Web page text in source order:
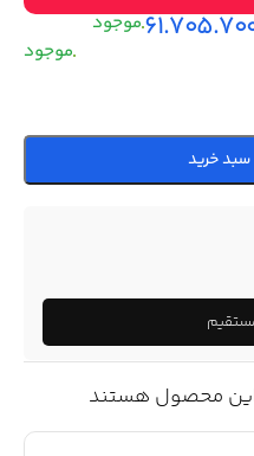
سبد خرید
این محصول هستند